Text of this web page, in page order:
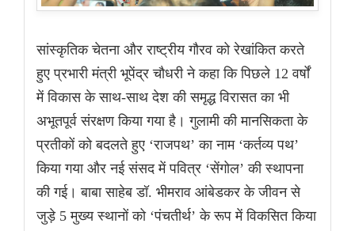
सांस्कृतिक चेतना और राष्ट्रीय गौरव को रेखांकित करते
हुए प्रभारी मंत्री भूपेंद्र चौधरी ने कहा कि पिछले 12 वर्षों
में विकास के साथ-साथ देश की समृद्ध विरासत का भी
अभूतपूर्व संरक्षण किया गया है। गुलामी की मानसिकता के
प्रतीकों को बदलते हुए ‘राजपथ’ का नाम ‘कर्तव्य पथ’
किया गया और नई संसद में पवित्र ‘सेंगोल’ की स्थापना
की गई। बाबा साहेब डॉ. भीमराव आंबेडकर के जीवन से
जुड़े 5 मुख्य स्थानों को ‘पंचतीर्थ’ के रूप में विकसित किया